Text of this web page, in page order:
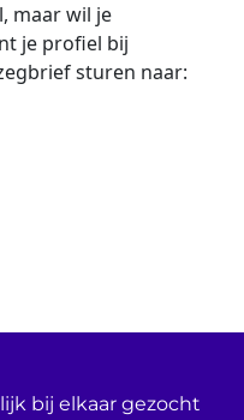
maar wil je
je profiel bij
sturen naar:
bij elkaar gezocht